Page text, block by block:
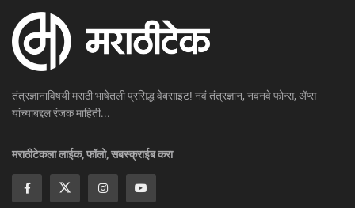
तंत्रज्ञानाविषयी मराठी भाषेतली प्रसिद्ध वेबसाइट! नवं तंत्रज्ञान, नवनवे फोन्स, ॲप्स
यांच्याबद्दल रंजक माहिती...
मराठीटेकला लाईक, फॉलो, सबस्क्राईब करा